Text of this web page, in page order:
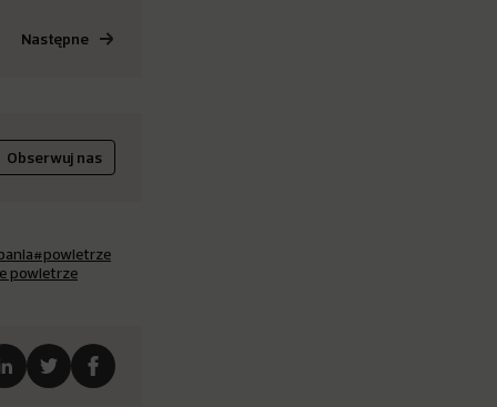
Następne
Obserwuj nas
#powietrze
powietrze